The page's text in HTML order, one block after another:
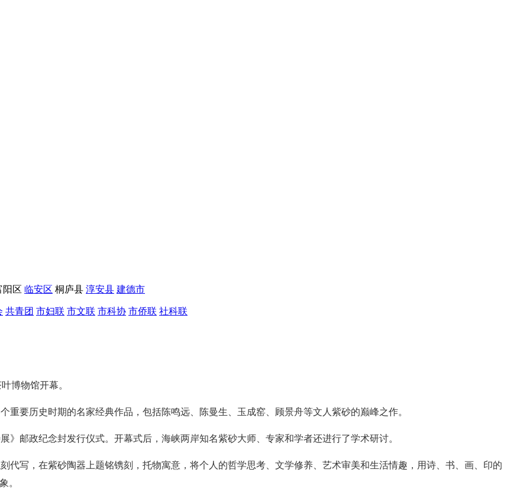
阳区 临安区 桐庐县 淳安县 建德市
共青团 市妇联 市文联 市科协 市侨联 社科联
博物馆开幕。
重要历史时期的名家经典作品，包括陈鸣远、陈曼生、玉成窑、顾景舟等文人紫砂的巅峰之作。
邮政纪念封发行仪式。开幕式后，海峡两岸知名紫砂大师、专家和学者还进行了学术研讨。
代写，在紫砂陶器上题铭镌刻，托物寓意，将个人的哲学思考、文学修养、艺术审美和生活情趣，用诗、书、画、印的
。